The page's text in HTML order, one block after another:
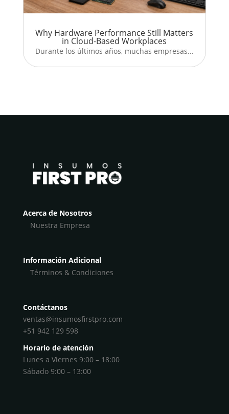
Why Hardware Performance Still Matters
in Cloud-Based Workplaces
Durante los últimos años, muchas empresas...
Acerca de Nosotros
Nuestra Empresa
Información Adicional
Términos & Condiciones
Contáctanos
ventas@insumosfirstpro.com
+51 942 129 598
Horario de atención
Lunes a Viernes 9:00 – 18:00
Sábado 9:00 – 13:00